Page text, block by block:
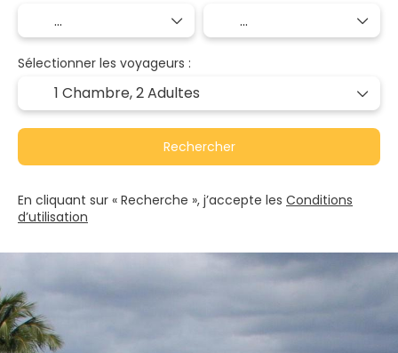
Sélectionner les voyageurs :
1 Chambre,2 Adultes
Rechercher
En cliquant sur « Recherche », j’accepte les Conditions
d’utilisation